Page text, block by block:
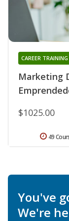
Marketing
CAREER
$1025.00
49
You've
We're